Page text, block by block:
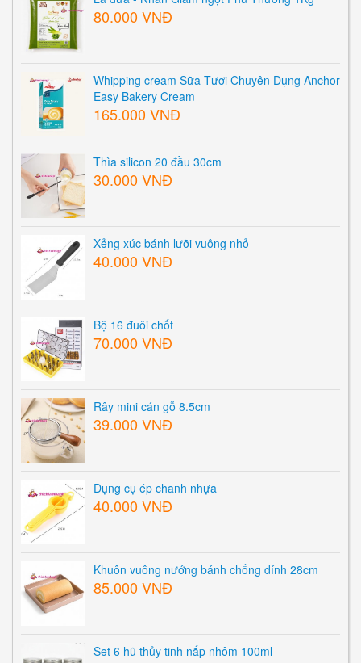
80.000 VNĐ
Whipping cream Sữa Tươi Chuyên Dụng Anchor
Easy Bakery Cream
165.000 VNĐ
Thìa silicon 20 đầu 30cm
30.000 VNĐ
Xẻng xúc bánh lưỡi vuông nhỏ
40.000 VNĐ
Bộ 16 đuôi chốt
70.000 VNĐ
Rây mini cán gỗ 8.5cm
39.000 VNĐ
Dụng cụ ép chanh nhựa
40.000 VNĐ
Khuôn vuông nướng bánh chống dính 28cm
85.000 VNĐ
Set 6 hũ thủy tinh nắp nhôm 100ml